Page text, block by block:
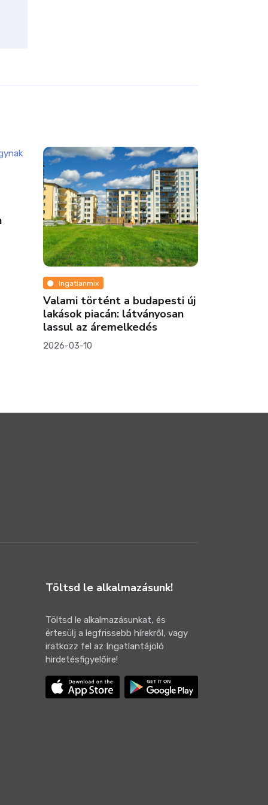
a budapesti új
látványosan
Megállás vagy újabb
robbanás? Sorsdöntő év jöhet
a lakásáraknál 2026-ban
Töltsd le alkalmazásunk!
Töltsd le alkalmazásunkat, és
értesülj a legfrissebb hírekről, vagy
iratkozz fel az Ingatlantájoló
hirdetésfigyelőire!